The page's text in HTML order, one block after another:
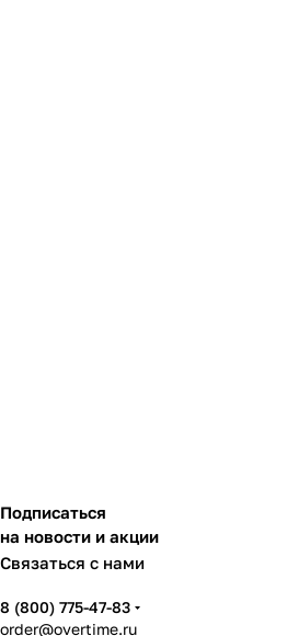
Подписаться
на новости и акции
Связаться с нами
8 (800) 775-47-83
order@overtime.ru